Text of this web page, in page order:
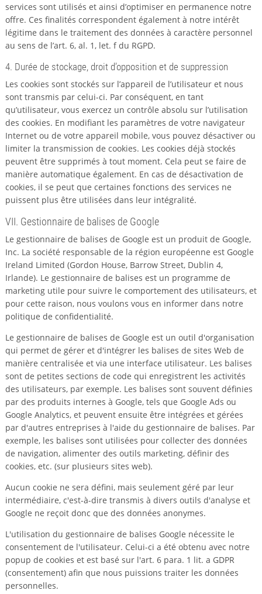
services sont utilisés et ainsi d’optimiser en permanence notre
offre. Ces finalités correspondent également à notre intérêt
légitime dans le traitement des données à caractère personnel
au sens de l’art. 6, al. 1, let. f du RGPD.
4. Durée de stockage, droit d’opposition et de suppression
Les cookies sont stockés sur l’appareil de l’utilisateur et nous
sont transmis par celui-ci. Par conséquent, en tant
qu’utilisateur, vous exercez un contrôle absolu sur l’utilisation
des cookies. En modifiant les paramètres de votre navigateur
Internet ou de votre appareil mobile, vous pouvez désactiver ou
limiter la transmission de cookies. Les cookies déjà stockés
peuvent être supprimés à tout moment. Cela peut se faire de
manière automatique également. En cas de désactivation de
cookies, il se peut que certaines fonctions des services ne
puissent plus être utilisées dans leur intégralité.
VII. Gestionnaire de balises de Google
Le gestionnaire de balises de Google est un produit de Google,
Inc. La société responsable de la région européenne est Google
Ireland Limited (Gordon House, Barrow Street, Dublin 4,
Irlande). Le gestionnaire de balises est un programme de
marketing utile pour suivre le comportement des utilisateurs, et
pour cette raison, nous voulons vous en informer dans notre
politique de confidentialité.
Le gestionnaire de balises de Google est un outil d'organisation
qui permet de gérer et d'intégrer les balises de sites Web de
manière centralisée et via une interface utilisateur. Les balises
sont de petites sections de code qui enregistrent les activités
des utilisateurs, par exemple. Les balises sont souvent définies
par des produits internes à Google, tels que Google Ads ou
Google Analytics, et peuvent ensuite être intégrées et gérées
par d'autres entreprises à l'aide du gestionnaire de balises. Par
exemple, les balises sont utilisées pour collecter des données
de navigation, alimenter des outils marketing, définir des
cookies, etc. (sur plusieurs sites web).
Aucun cookie ne sera défini, mais seulement géré par leur
intermédiaire, c'est-à-dire transmis à divers outils d'analyse et
Google ne reçoit donc que des données anonymes.
L'utilisation du gestionnaire de balises Google nécessite le
consentement de l'utilisateur. Celui-ci a été obtenu avec notre
popup de cookies et est basé sur l'art. 6 para. 1 lit. a GDPR
(consentement) afin que nous puissions traiter les données
personnelles.